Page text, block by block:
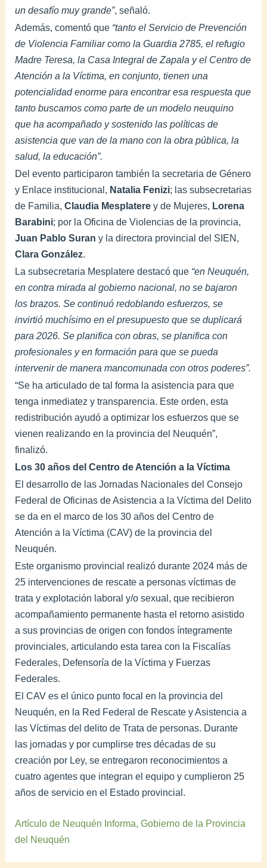
un desafío muy grande”, señaló.
Además, comentó que “tanto el Servicio de Prevención
de Violencia Familiar como la Guardia 2785, el refugio
Madre Teresa, la Casa Integral de Zapala y el Centro de
Atención a la Víctima, en conjunto, tienen una
potencialidad enorme para encontrar esa respuesta que
tanto buscamos como parte de un modelo neuquino
que ha acompañado y sostenido las políticas de
asistencia que van de la mano con la obra pública, la
salud, la educación”.
Del evento participaron también la secretaria de Género
y Enlace institucional, Natalia Fenizi; las subsecretarias
de Familia,Claudia Mesplatere y de Mujeres, Lorena
Barabini; por la Oficina de Violencias de la provincia,
Juan Pablo Suran y la directora provincial del SIEN,
Clara González.
La subsecretaria Mesplatere destacó que “en Neuquén,
en contra mirada al gobierno nacional, no se bajaron
los brazos. Se continuó redoblando esfuerzos, se
invirtió muchísimo en el presupuesto que se duplicará
para 2026. Se planifica con obras, se planifica con
profesionales y en formación para que se pueda
intervenir de manera mancomunada con otros poderes”.
“Se ha articulado de tal forma la asistencia para que
tenga inmediatez y transparencia. Este orden, esta
redistribución ayudó a optimizar los esfuerzos que se
vienen realizando en la provincia del Neuquén”,
finalizó.
Los 30 años del Centro de Atención a la Víctima
El desarrollo de las Jornadas Nacionales del Consejo
Federal de Oficinas de Asistencia a la Víctima del Delito
se da en el marco de los 30 años del Centro de
Atención a la Víctima (CAV) de la provincia del
Neuquén.
Este organismo provincial realizó durante 2024 más de
25 intervenciones de rescate a personas víctimas de
trata y explotación laboral y/o sexual, que recibieron
acompañamiento permanente hasta el retorno asistido
a sus provincias de origen con fondos íntegramente
provinciales, articulando esta tarea con la Fiscalías
Federales, Defensoría de la Víctima y Fuerzas
Federales.
El CAV es el único punto focal en la provincia del
Neuquén, en la Red Federal de Rescate y Asistencia a
las Víctimas del delito de Trata de personas. Durante
las jornadas y por cumplirse tres décadas de su
creación por Ley, se entregaron reconocimientos a
cuatro agentes que integran el equipo y cumplieron 25
años de servicio en el Estado provincial.
Artículo de Neuquén Informa, Gobierno de la Provincia
del Neuquén